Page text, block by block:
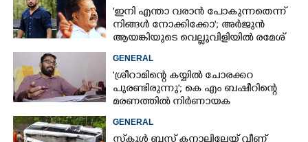
'ഇനി എന്താ വരാൻ പോകുന്നതെന്ന്
നിങ്ങൾ നോക്കിക്കോ'; അർജുൻ
ആയങ്കിയുടെ വെല്ലുവിളിയിൽ രമേശ്
GENERAL
'ശ്രീറാമിന്റെ കയ്യിൽ ചോരക്കറ
പുരണ്ടിരുന്നു'; കെ എം ബഷീറിന്റെ
മരണത്തിൽ നിർണായക
GENERAL